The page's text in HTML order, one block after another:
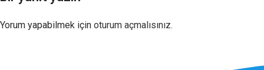
Yorum yapabilmek için oturum açmalısınız.